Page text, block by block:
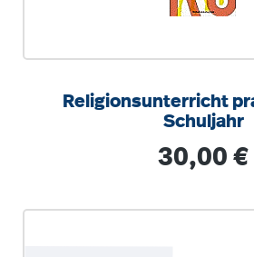
Religionsunterricht praktisch - 4.
Schuljahr
Regulärer
30,00 €